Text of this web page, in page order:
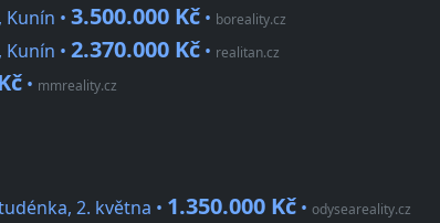
Kunín • 3.500.000 Kč • boreality.cz
Kunín • 2.370.000 Kč • realitan.cz
• mmreality.cz
2. května • 1.350.000 Kč • odyseareality.cz